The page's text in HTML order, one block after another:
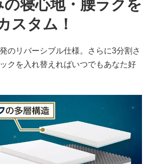
寝心地・腰ラクを
スタム！
のリバーシブル仕様。さらに3分割さ
クを入れ替えればいつでもあなた好